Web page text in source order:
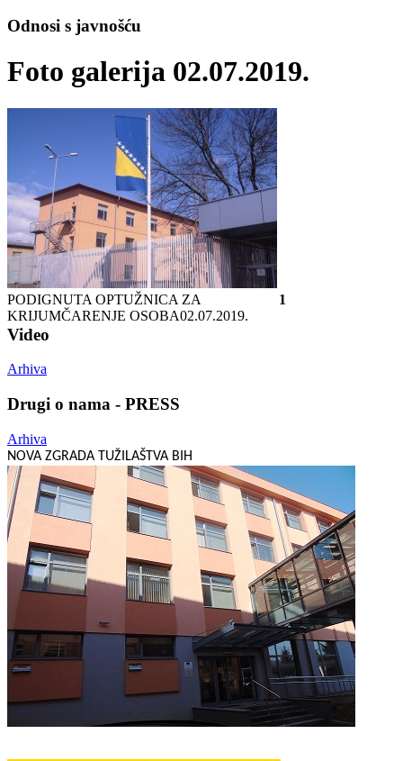
Odnosi s javnošću
Foto galerija 02.07.2019.
PODIGNUTA OPTUŽNICA ZA
KRIJUMČARENJE OSOBA02.07.2019.
1
Video
Arhiva
Drugi o nama - PRESS
Arhiva
NOVA ZGRADA TUŽILAŠTVA BIH